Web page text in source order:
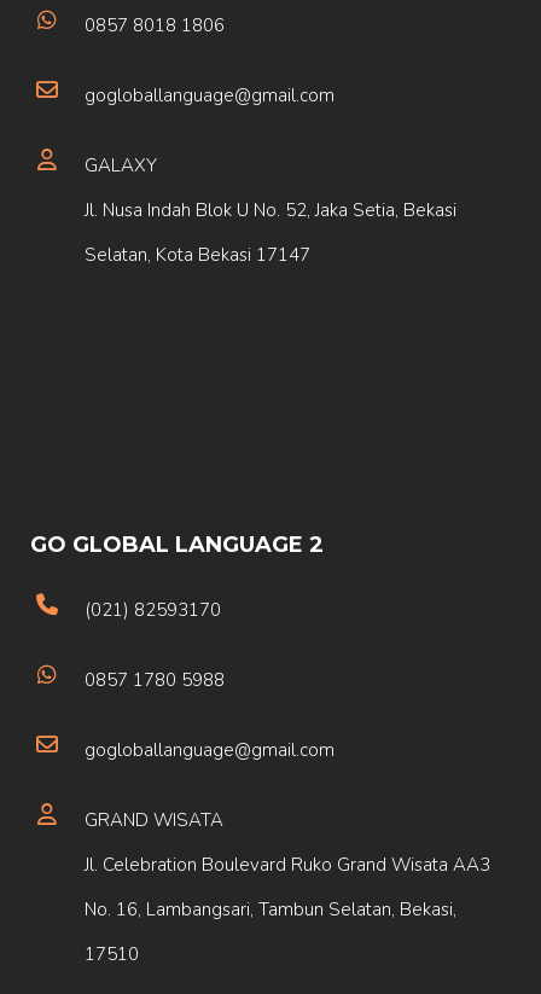
0857 8018 1806
gogloballanguage@gmail.com
GALAXY
Jl. Nusa Indah Blok U No. 52, Jaka Setia, Bekasi
Selatan, Kota Bekasi 17147
GO GLOBAL LANGUAGE 2
(021) 82593170
0857 1780 5988
gogloballanguage@gmail.com
GRAND WISATA
Jl. Celebration Boulevard Ruko Grand Wisata AA3
No. 16, Lambangsari, Tambun Selatan, Bekasi,
17510